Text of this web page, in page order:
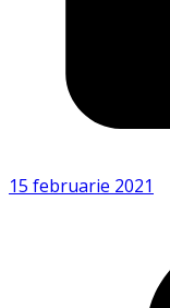
15 februarie 2021